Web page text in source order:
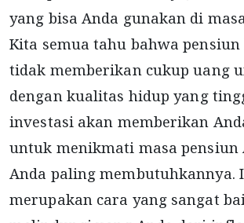
yang bisa Anda gunakan di
Kita semua tahu bahwa pensiun
tidak memberikan cukup uang
dengan kualitas hidup yang
investasi akan memberikan
untuk menikmati masa pensiun
Anda paling membutuhkannya.
merupakan cara yang sangat